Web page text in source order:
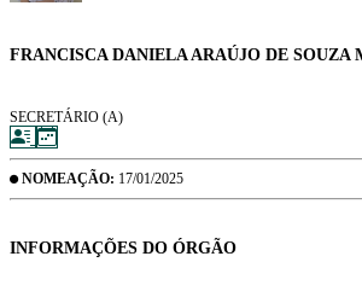
FRANCISCA DANIELA ARAÚJO DE SOUZA
SECRETÁRIO (A)
NOMEAÇÃO: 17/01/2025
INFORMAÇÕES DO ÓRGÃO